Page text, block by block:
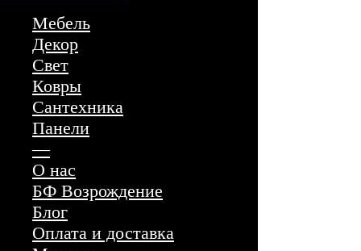
Мебель
Декор
Свет
Ковры
Сантехника
Панели
—
О нас
БФ Возрождение
Блог
Оплата и доставка